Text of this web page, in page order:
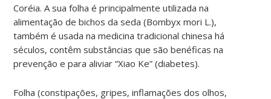
Coréia. A sua folha é principalmente utilizada na
alimentação de bichos da seda (Bombyx mori L.),
também é usada na medicina tradicional chinesa há
séculos, contêm substâncias que são benéficas na
prevenção e para aliviar “Xiao Ke” (diabetes).
Folha (constipações, gripes, inflamações dos olhos,